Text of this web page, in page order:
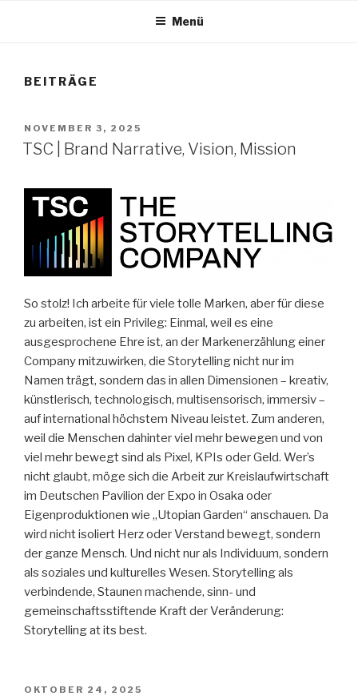
Menü
BEITRÄGE
VERÖFFENTLICHT
AM
NOVEMBER 3, 2025
TSC | Brand Narrative, Vision, Mission
So stolz! Ich arbeite für viele tolle Marken, aber für diese
zu arbeiten, ist ein Privileg: Einmal, weil es eine
ausgesprochene Ehre ist, an der Markenerzählung einer
Company mitzuwirken, die Storytelling nicht nur im
Namen trägt, sondern das in allen Dimensionen – kreativ,
künstlerisch, technologisch, multisensorisch, immersiv –
auf international höchstem Niveau leistet. Zum anderen,
weil die Menschen dahinter viel mehr bewegen und von
viel mehr bewegt sind als Pixel, KPIs oder Geld. Wer’s
nicht glaubt, möge sich die Arbeit zur Kreislaufwirtschaft
im Deutschen Pavilion der Expo in Osaka oder
Eigenproduktionen wie „Utopian Garden“ anschauen. Da
wird nicht isoliert Herz oder Verstand bewegt, sondern
der ganze Mensch. Und nicht nur als Individuum, sondern
als soziales und kulturelles Wesen. Storytelling als
verbindende, Staunen machende, sinn- und
gemeinschaftsstiftende Kraft der Veränderung:
Storytelling at its best.
VERÖFFENTLICHT
OKTOBER 24, 2025